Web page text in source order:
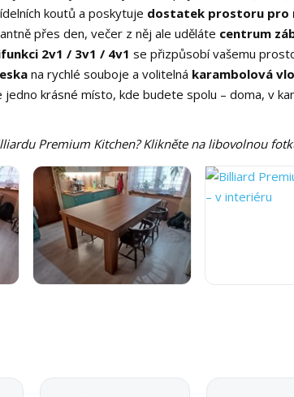
koutů a poskytuje dostatek prostoru pro
přes den, večer z něj ale uděláte centrum
2v1 / 3v1 / 4v1 se přizpůsobí vašemu
na rychlé souboje a volitelná karambolová
krásné místo, kde budete spolu – doma, v
Premium Kitchen? Klikněte na libovolnou